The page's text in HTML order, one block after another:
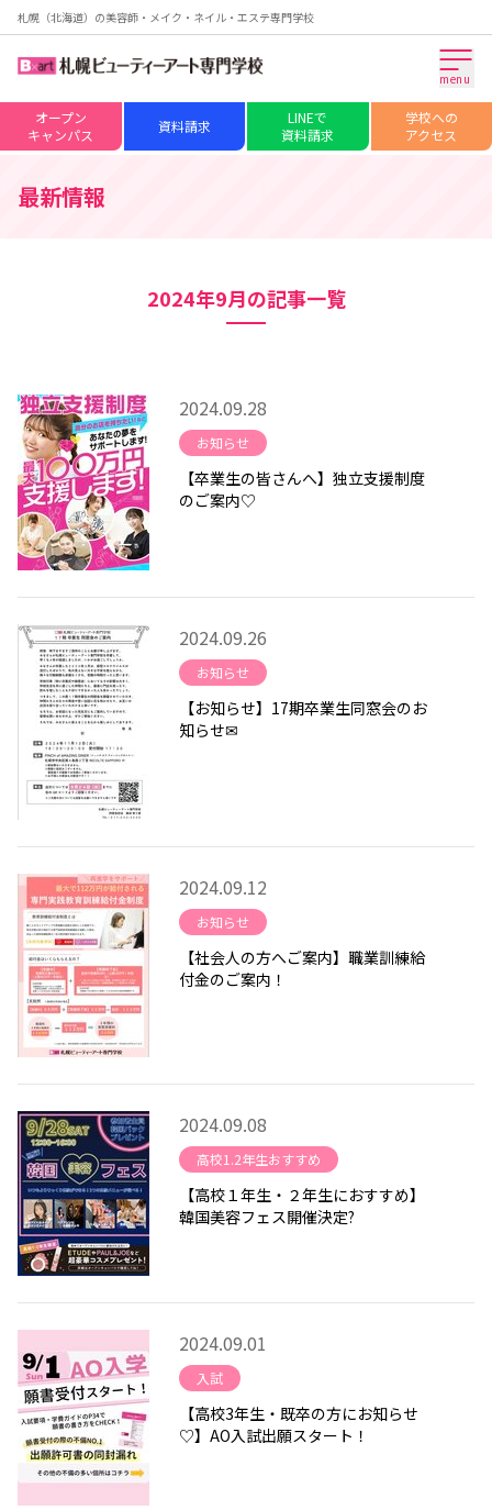
札幌（北海道）の美容師・メイク・ネイル・エステ専門学校
menu
オープン
キャンパス
資料請求
LINEで
資料請求
学校への
アクセス
最新情報
2024年9月の記事一覧
2024.09.28
お知らせ
【卒業生の皆さんへ】独立支援制度
のご案内♡
2024.09.26
お知らせ
【お知らせ】17期卒業生同窓会のお
知らせ✉
2024.09.12
お知らせ
【社会人の方へご案内】職業訓練給
付金のご案内！
2024.09.08
高校1.2年生おすすめ
【高校１年生・２年生におすすめ】
韓国美容フェス開催決定?
2024.09.01
入試
【高校3年生・既卒の方にお知らせ
♡】AO入試出願スタート！